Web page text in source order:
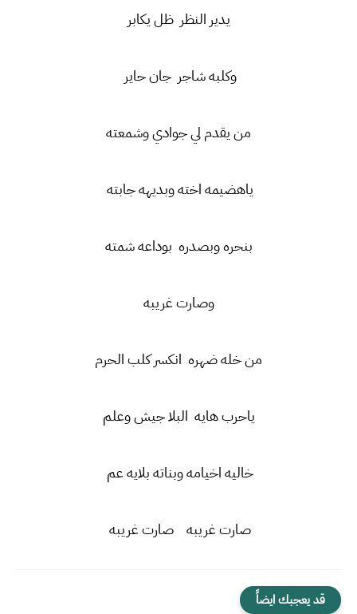
يدير النظر ظل يكابر
وكلبه شاجر جان حاير
من يقدم لي جوادي وشمعته
ياهضيمه اخته وبديهه جابته
بنحره وبصدره بوداعه شمته
وصارت غريبه
من خله ضهره انكسر كلب الحرم
ياحرب هايه البلا جيش وعلم
خاليه اخيامه وبناته بلايه عم
صارت غريبه صارت غريبه
قد يعجبك ايضاً